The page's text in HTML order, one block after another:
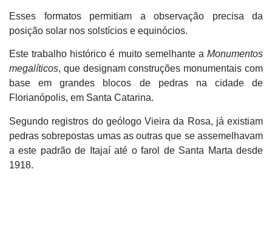
Esses formatos permitiam a observação precisa da
posição solar nos solstícios e equinócios.
Este trabalho histórico é muito semelhante a Monumentos
megalíticos, que designam construções monumentais com
base em grandes blocos de pedras na cidade de
Florianópolis, em Santa Catarina.
Segundo registros do geólogo Vieira da Rosa, já existiam
pedras sobrepostas umas as outras que se assemelhavam
a este padrão de Itajaí até o farol de Santa Marta desde
1918.